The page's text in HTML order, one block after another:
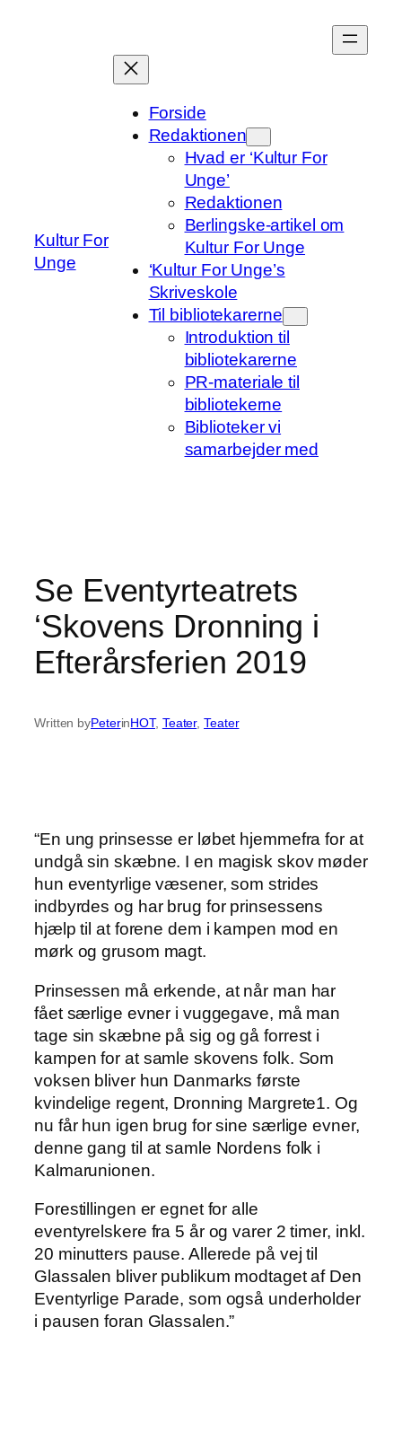
Kultur For
Unge
Forside
Redaktionen
Hvad er ‘Kultur For
Unge’
Redaktionen
Berlingske-artikel om
Kultur For Unge
‘Kultur For Unge’s
Skriveskole
Til bibliotekarerne
Introduktion til
bibliotekarerne
PR-materiale til
bibliotekerne
Biblioteker vi
samarbejder med
Se Eventyrteatrets
‘Skovens Dronning i
Efterårsferien 2019
Written byPeterinHOT, Teater, Teater
“En ung prinsesse er løbet hjemmefra for at
undgå sin skæbne. I en magisk skov møder
hun eventyrlige væsener, som strides
indbyrdes og har brug for prinsessens
hjælp til at forene dem i kampen mod en
mørk og grusom magt.
Prinsessen må erkende, at når man har
fået særlige evner i vuggegave, må man
tage sin skæbne på sig og gå forrest i
kampen for at samle skovens folk. Som
voksen bliver hun Danmarks første
kvindelige regent, Dronning Margrete1. Og
nu får hun igen brug for sine særlige evner,
denne gang til at samle Nordens folk i
Kalmarunionen.
Forestillingen er egnet for alle
eventyrelskere fra 5 år og varer 2 timer, inkl.
20 minutters pause. Allerede på vej til
Glassalen bliver publikum modtaget af Den
Eventyrlige Parade, som også underholder
i pausen foran Glassalen.”